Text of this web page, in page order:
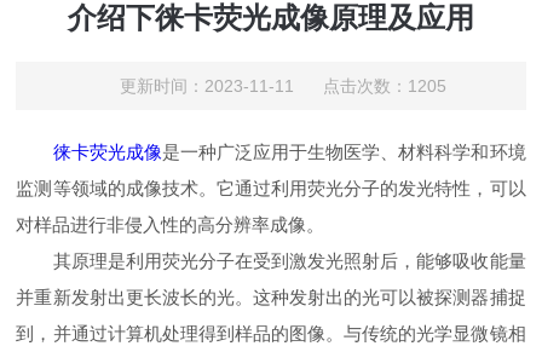
介绍下徕卡荧光成像原理及应用
更新时间：2023-11-11 点击次数：1205
徕卡荧光成像是一种广泛应用于生物医学、材料科学和环境
监测等领域的成像技术。它通过利用荧光分子的发光特性，可以
对样品进行非侵入性的高分辨率成像。
其原理是利用荧光分子在受到激发光照射后，能够吸收能量
并重新发射出更长波长的光。这种发射出的光可以被探测器捕捉
到，并通过计算机处理得到样品的图像。与传统的光学显微镜相